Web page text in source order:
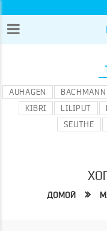
AUHAGEN BACHMANN
KIBRI
LILIPUT
SEUTHE
ДОМОЙ